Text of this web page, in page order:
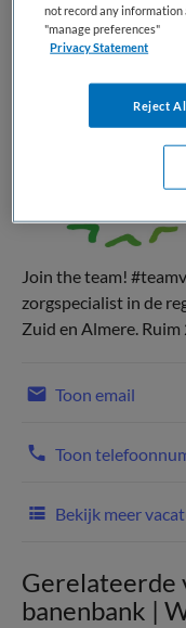
enkele vergelijkbare
interessant zijn.
Join the team!
zorgspecialist in de
Zuid en Almere. Ruim
Toon email
Toon
Bekijk meer
Gerelateerde
banenbank |
not record any information
"manage preferences"
Privacy Statement
Reject